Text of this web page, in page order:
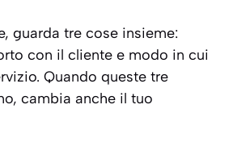
guarda tre cose insieme:
con il cliente e modo in cui
Quando queste tre
cambia anche il tuo